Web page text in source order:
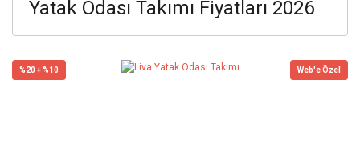
Yatak Odası Takımı Fiyatları 2026
%20 + %10 Web'e Özel